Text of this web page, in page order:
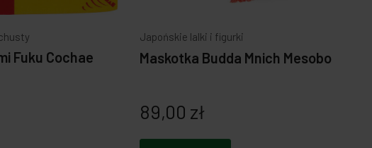
Fuku Cochae
Japońskie lalki i figurki
Maskotka Budda Mnich Mesobo
89,00 zł